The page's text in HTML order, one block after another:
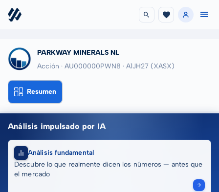
PARKWAY MINERALS NL
Acción · AU000000PWN8 · A1JH27 (XASX)
Resumen
Análisis impulsado por IA
Análisis fundamental
Descubre lo que realmente dicen los números — antes que
el mercado